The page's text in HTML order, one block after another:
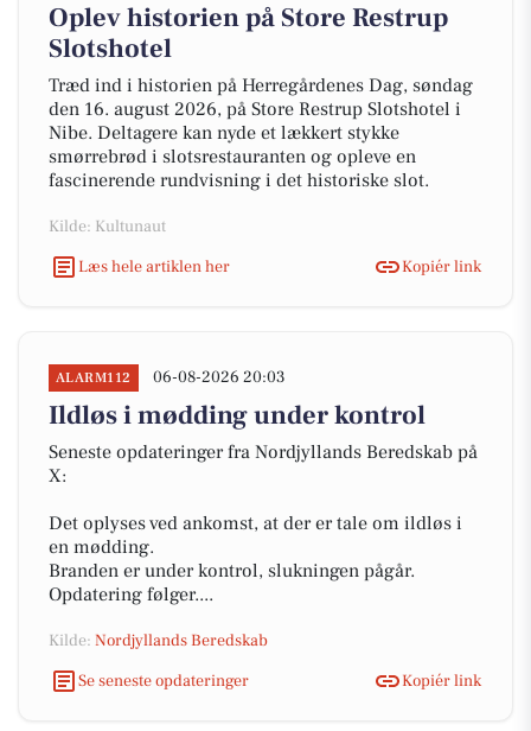
Oplev historien på Store Restrup
Slotshotel
Træd ind i historien på Herregårdenes Dag, søndag
den 16. august 2026, på Store Restrup Slotshotel i
Nibe. Deltagere kan nyde et lækkert stykke
smørrebrød i slotsrestauranten og opleve en
fascinerende rundvisning i det historiske slot.
Kilde: Kultunaut
Læs hele artiklen her
Kopiér link
ALARM112 06-08-2026 20:03
Ildløs i mødding under kontrol
Seneste opdateringer fra Nordjyllands Beredskab på
X:
Det oplyses ved ankomst, at der er tale om ildløs i
en mødding.
Branden er under kontrol, slukningen pågår.
Opdatering følger....
Kilde: Nordjyllands Beredskab
Se seneste opdateringer
Kopiér link